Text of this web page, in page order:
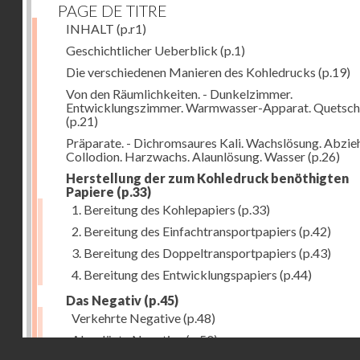
PAGE DE TITRE
INHALT (p.r1)
Geschichtlicher Ueberblick (p.1)
Die verschiedenen Manieren des Kohledrucks (p.19)
Von den Räumlichkeiten. - Dunkelzimmer.
Entwicklungszimmer. Warmwasser-Apparat.
(p.21)
Präparate. - Dichromsaures Kali. Wachslösung.
Collodion. Harzwachs. Alaunlösung. Wasser(p.26)
Herstellung der zum Kohledruck benöthigten
Papiere (p.33)
1. Bereitung des Kohlepapiers (p.33)
2. Bereitung des Einfachtransportpapiers (p.42)
3. Bereitung des Doppeltransportpapiers (p.43)
4. Bereitung des Entwicklungspapiers (p.44)
Das Negativ (p.45)
Verkehrte Negative(p.48)
Abgelöste Negative(p.50)